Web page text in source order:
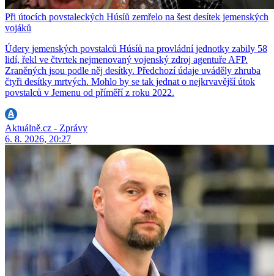
Při útocích povstaleckých Húsíů zemřelo na šest desítek jemenských
vojáků
Údery jemenských povstalců Húsíů na provládní jednotky zabily 58
lidí, řekl ve čtvrtek nejmenovaný vojenský zdroj agentuře AFP.
Zraněných jsou podle něj desítky. Předchozí údaje uváděly zhruba
čtyři desítky mrtvých. Mohlo by se tak jednat o nejkrvavější útok
povstalců v Jemenu od příměří z roku 2022.
Aktuálně.cz - Zprávy
6. 8. 2026, 20:27